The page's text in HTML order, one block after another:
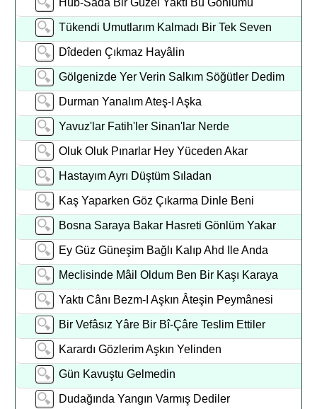
Hûb-Sadâ Bir Güzel Yaktı Bu Gönlümü
Tükendi Umutlarım Kalmadı Bir Tek Seven
Dîdeden Çıkmaz Hayâlin
Gölgenizde Yer Verin Salkım Söğütler Dedim
Durman Yanalım Ateş-I Aşka
Yavuz'lar Fatih'ler Sinan'lar Nerde
Oluk Oluk Pınarlar Hey Yüceden Akar
Hastayım Ayrı Düştüm Sıladan
Kaş Yaparken Göz Çıkarma Dinle Beni
Bosna Saraya Bakar Hasreti Gönlüm Yakar
Ey Güz Güneşim Bağlı Kalıp Ahd Ile Anda
Meclisinde Mâil Oldum Ben Bir Kaşı Karaya
Yaktı Cânı Bezm-I Aşkın Âteşin Peymânesi
Bir Vefâsız Yâre Bir Bî-Çâre Teslim Ettiler
Karardı Gözlerim Aşkın Yelinden
Gün Kavuştu Gelmedin
Dudağında Yangın Varmış Dediler